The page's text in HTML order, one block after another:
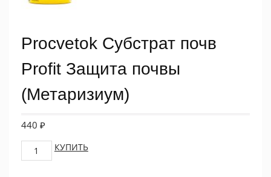
Procvetok Субстрат почв
Profit Защита почвы
(Метаризиум)
440 ₽
Procvetok
Субстрат
КУПИТЬ